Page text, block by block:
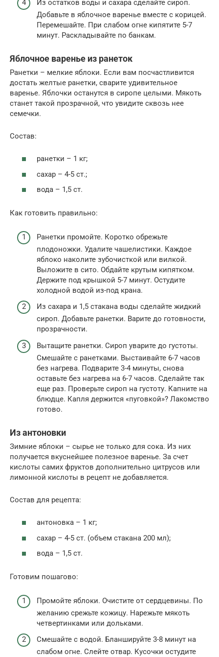
Из остатков воды и сахара сделайте сироп.
Добавьте в яблочное варенье вместе с корицей.
Перемешайте. При слабом огне кипятите 5-7
минут. Раскладывайте по банкам.
Яблочное варенье из ранеток
Ранетки – мелкие яблоки. Если вам посчастливится
достать желтые ранетки, сварите удивительное
варенье. Яблочки останутся в сиропе целыми. Мякоть
станет такой прозрачной, что увидите сквозь нее
семечки.
Состав:
ранетки – 1 кг;
сахар – 4-5 ст.;
вода – 1,5 ст.
Как готовить правильно:
Ранетки промойте. Коротко обрежьте
плодоножки. Удалите чашелистики. Каждое
яблоко наколите зубочисткой или вилкой.
Выложите в сито. Обдайте крутым кипятком.
Держите под крышкой 5-7 минут. Остудите
холодной водой из-под крана.
Из сахара и 1,5 стакана воды сделайте жидкий
сироп. Добавьте ранетки. Варите до готовности,
прозрачности.
Вытащите ранетки. Сироп уварите до густоты.
Смешайте с ранетками. Выстаивайте 6-7 часов
без нагрева. Подварите 3-4 минуты, снова
оставьте без нагрева на 6-7 часов. Сделайте так
еще раз. Проверьте сироп на густоту. Капните на
блюдце. Капля держится «пуговкой»? Лакомство
готово.
Из антоновки
Зимние яблоки – сырье не только для сока. Из них
получается вкуснейшее полезное варенье. За счет
кислоты самих фруктов дополнительно цитрусов или
лимонной кислоты в рецепт не добавляется.
Состав для рецепта:
антоновка – 1 кг;
сахар – 4-5 ст. (объем стакана 200 мл);
вода – 1,5 ст.
Готовим пошагово:
Промойте яблоки. Очистите от сердцевины. По
желанию срежьте кожицу. Нарежьте мякоть
четвертинками или дольками.
Смешайте с водой. Бланшируйте 3-8 минут на
слабом огне. Слейте отвар. Кусочки остудите